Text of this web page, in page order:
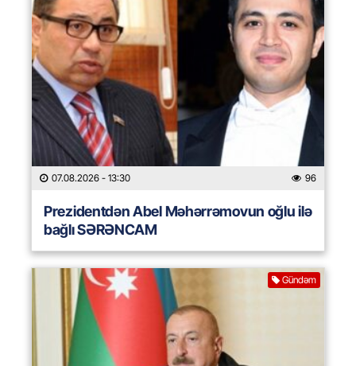
07.08.2026 - 13:30 96
Prezidentdən Abel Məhərrəmovun oğlu ilə
bağlı SƏRƏNCAM
Gündəm